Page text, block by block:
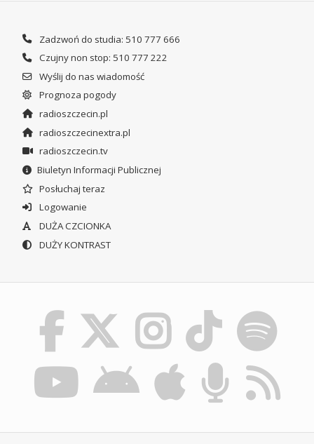
Zadzwoń do studia: 510 777 666
Czujny non stop: 510 777 222
Wyślij do nas wiadomość
Prognoza pogody
radioszczecin.pl
radioszczecinextra.pl
radioszczecin.tv
Biuletyn Informacji Publicznej
Posłuchaj teraz
Logowanie
DUŻA CZCIONKA
DUŻY KONTRAST